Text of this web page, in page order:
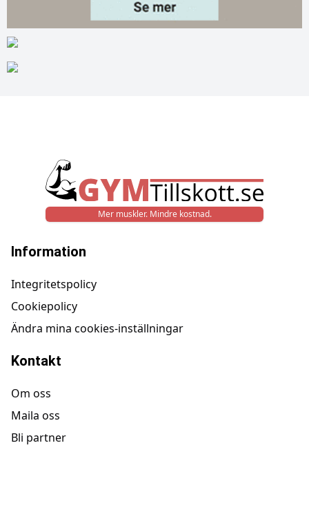
Mer muskler. Mindre kostnad.
Information
Integritetspolicy
Cookiepolicy
Ändra mina cookies-inställningar
Kontakt
Om oss
Maila oss
Bli partner